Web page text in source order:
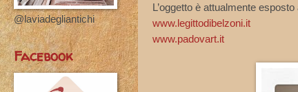
L’oggetto è attualmente
www.legittodibelzoni.it
www.padovart.it
@laviadegliantichi
Facebook